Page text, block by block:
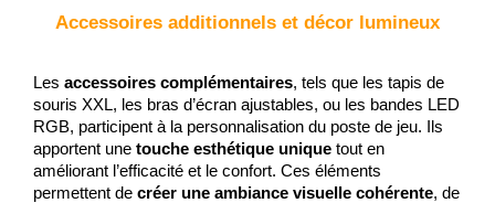
Accessoires additionnels et décor lumineux
Les accessoires complémentaires, tels que les tapis de
souris XXL, les bras d’écran ajustables, ou les bandes LED
RGB, participent à la personnalisation du poste de jeu. Ils
apportent une touche esthétique unique tout en
améliorant l’efficacité et le confort. Ces éléments
permettent de créer une ambiance visuelle cohérente, de